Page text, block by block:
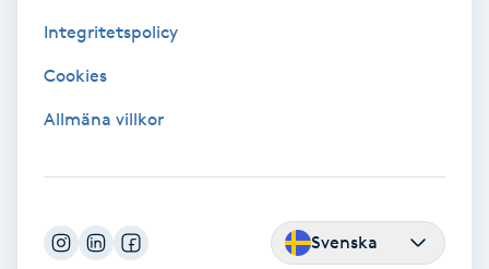
Yin Yoga
Yogamassage
Integritetspolicy
Cookies
Allmäna villkor
Svenska